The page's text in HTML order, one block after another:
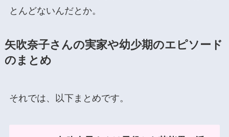
とんどないんだとか。
矢吹奈子さんの実家や幼少期のエピソード
のまとめ
それでは、以下まとめです。